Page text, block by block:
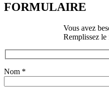
FORMULAIRE
Vous avez
Remplissez le
Nom *